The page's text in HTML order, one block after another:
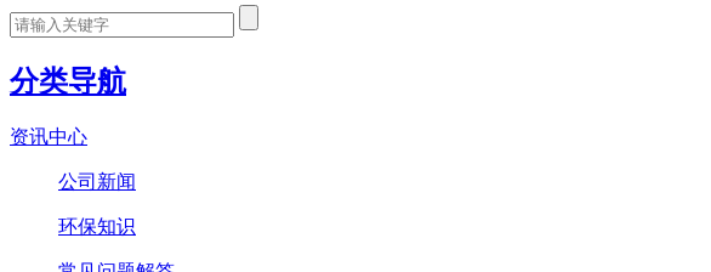
分类导航
资讯中心
公司新闻
环保知识